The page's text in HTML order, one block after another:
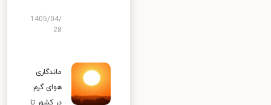
1405/04/
28
ماندگاری
هوای گرم
در کشور تا